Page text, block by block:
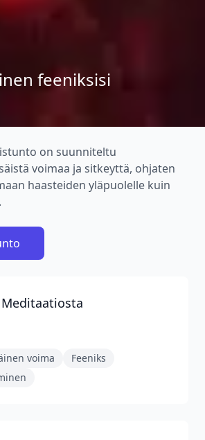
feeniksisi
on suunniteltu
voimaa ja sitkeyttä, ohjaten
haasteiden yläpuolelle kuin
voima
Feeniks